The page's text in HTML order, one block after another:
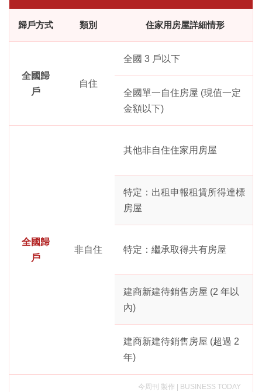
歸戶方式 類別 住家用房屋詳細情形
全國歸
戶
自住
全國 3 戶以下
全國單一自住房屋 (現值一定
金額以下)
全國歸
戶
非自住
其他非自住住家用房屋
特定：出租申報租賃所得達標
房屋
特定：繼承取得共有房屋
建商新建待銷售房屋 (2 年以
內)
建商新建待銷售房屋 (超過 2
年)
今周刊 製作 | BUSINESS TODAY